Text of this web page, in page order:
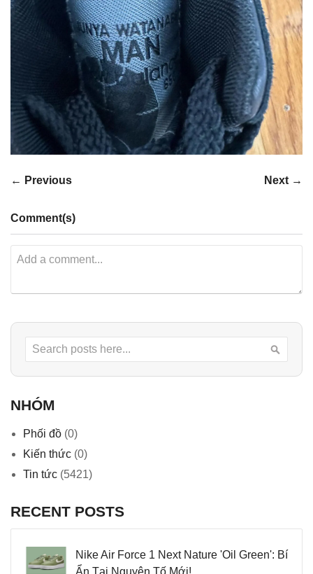
← Previous Next →
Comment(s)
Search
NHÓM
Phối đồ (0)
Kiến thức (0)
Tin tức (5421)
RECENT POSTS
Nike Air Force 1 Next Nature 'Oil Green': Bí
Ẩn Tại Nguyên Tố Mới!